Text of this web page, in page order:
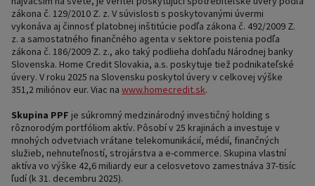
zákona č. 129/2010 Z. z. V súvislosti s poskytovanými úvermi
vykonáva aj činnosť platobnej inštitúcie podľa zákona č. 492/2009 Z.
z. a samostatného finančného agenta v sektore poistenia podľa
zákona č. 186/2009 Z. z., ako taký podlieha dohľadu Národnej banky
Slovenska. Home Credit Slovakia, a.s. poskytuje tiež podnikateľské
úvery. V roku 2025 na Slovensku poskytol úvery v celkovej výške
351,2 miliónov eur. Viac na www.homecredit.sk.
Skupina PPF je súkromný medzinárodný investičný holding s
rôznorodým portfóliom aktív. Pôsobí v 25 krajinách a investuje v
mnohých odvetviach vrátane telekomunikácií, médií, finančných
služieb, nehnuteľností, strojárstva a e-commerce. Skupina vlastní
aktíva vo výške 42,6 miliardy eur a celosvetovo zamestnáva 37-tisíc
ľudí (k 31. decembru 2025).